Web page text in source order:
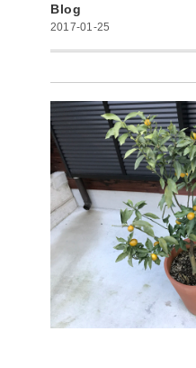
Blog
2017-01-25